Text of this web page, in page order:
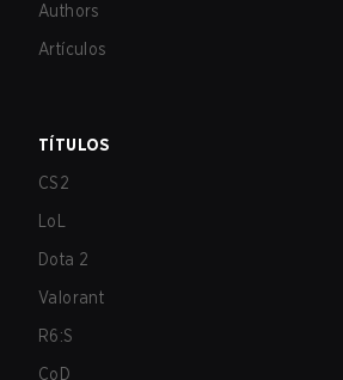
Authors
Artículos
TÍTULOS
CS2
LoL
Dota 2
Valorant
R6:S
CoD